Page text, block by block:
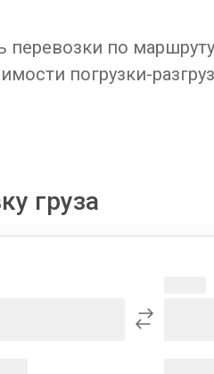
перевозки по
погрузки-
груза